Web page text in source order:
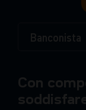
Banconista
Con